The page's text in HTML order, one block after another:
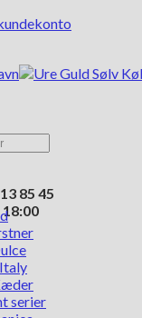
85 45
serier